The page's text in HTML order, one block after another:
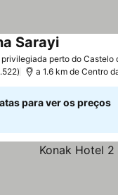
perto do Castelo
Sarayi
a 1.6 km de Centro
para ver os preços